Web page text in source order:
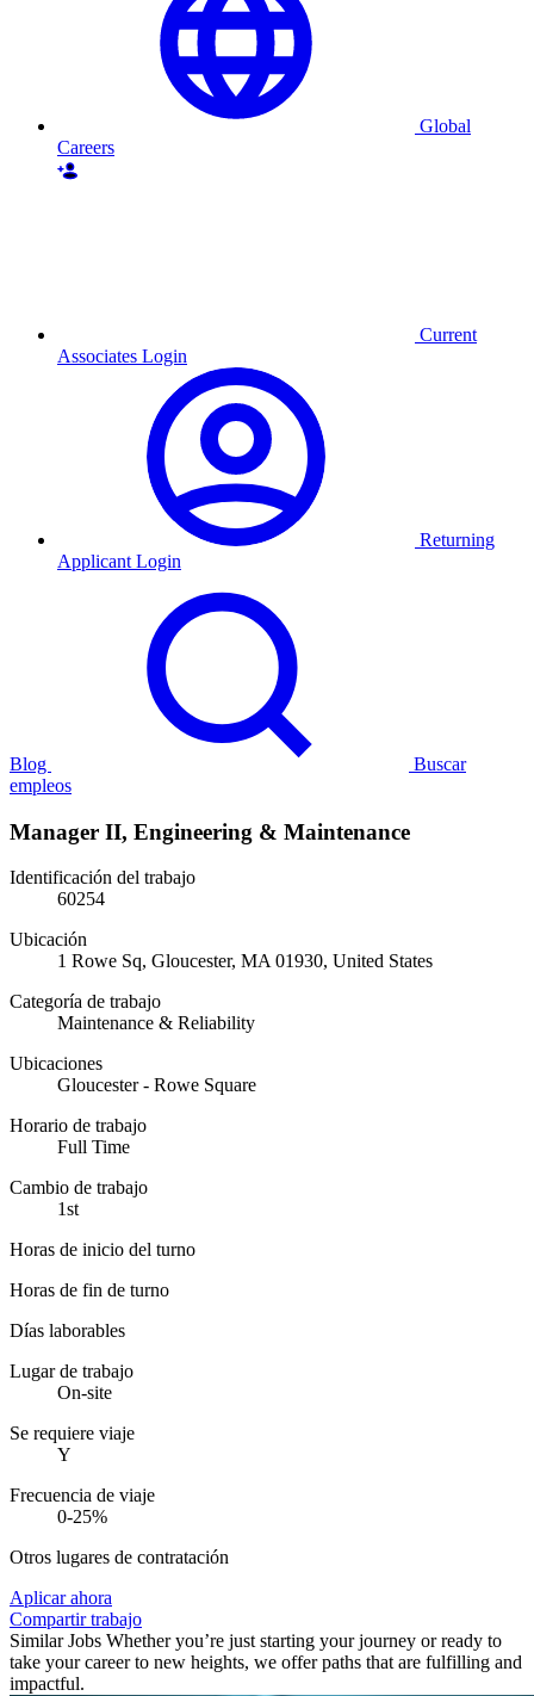
Global
Careers
Current
Associates Login
Returning
Applicant Login
Blog
Buscar
empleos
Manager II, Engineering & Maintenance
Identificación del trabajo
60254
Ubicación
1 Rowe Sq, Gloucester, MA 01930, United States
Categoría de trabajo
Maintenance & Reliability
Ubicaciones
Gloucester - Rowe Square
Horario de trabajo
Full Time
Cambio de trabajo
1st
Horas de inicio del turno
Horas de fin de turno
Días laborables
Lugar de trabajo
On-site
Se requiere viaje
Y
Frecuencia de viaje
0-25%
Otros lugares de contratación
Aplicar ahora
Compartir trabajo
Similar Jobs Whether you’re just starting your journey or ready to
take your career to new heights, we offer paths that are fulfilling and
impactful.